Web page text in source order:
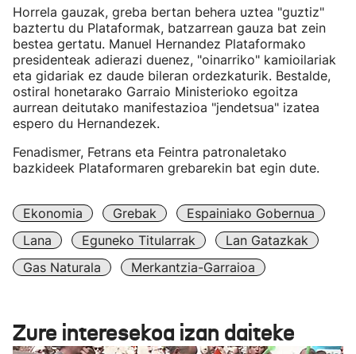
Horrela gauzak, greba bertan behera uztea "guztiz"
baztertu du Plataformak, batzarrean gauza bat zein
bestea gertatu. Manuel Hernandez Plataformako
presidenteak adierazi duenez, "oinarriko" kamioilariak
eta gidariak ez daude bileran ordezkaturik. Bestalde,
ostiral honetarako Garraio Ministerioko egoitza
aurrean deitutako manifestazioa "jendetsua" izatea
espero du Hernandezek.
Fenadismer, Fetrans eta Feintra patronaletako
bazkideek Plataformaren grebarekin bat egin dute.
Ekonomia Grebak
Espainiako Gobernua
Lana
Eguneko Titularrak
Lan Gatazkak
Gas Naturala
Merkantzia-Garraioa
Zure interesekoa izan daiteke